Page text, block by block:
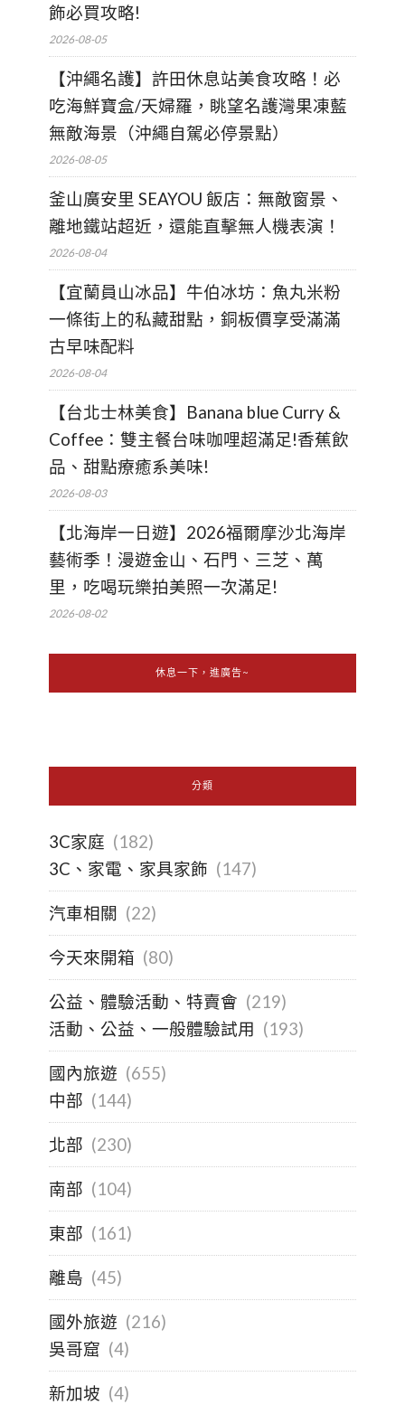
飾必買攻略!
2026-08-05
【沖繩名護】許田休息站美食攻略！必
吃海鮮寶盒/天婦羅，眺望名護灣果凍藍
無敵海景（沖繩自駕必停景點）
2026-08-05
釜山廣安里 SEAYOU 飯店：無敵窗景、
離地鐵站超近，還能直擊無人機表演！
2026-08-04
【宜蘭員山冰品】牛伯冰坊：魚丸米粉
一條街上的私藏甜點，銅板價享受滿滿
古早味配料
2026-08-04
【台北士林美食】Banana blue Curry &
Coffee：雙主餐台味咖哩超滿足!香蕉飲
品、甜點療癒系美味!
2026-08-03
【北海岸一日遊】2026福爾摩沙北海岸
藝術季！漫遊金山、石門、三芝、萬
里，吃喝玩樂拍美照一次滿足!
2026-08-02
休息一下，進廣告~
分類
3C家庭 (182)
3C、家電、家具家飾 (147)
汽車相關 (22)
今天來開箱 (80)
公益、體驗活動、特賣會 (219)
活動、公益、一般體驗試用 (193)
國內旅遊 (655)
中部 (144)
北部 (230)
南部 (104)
東部 (161)
離島 (45)
國外旅遊 (216)
吳哥窟 (4)
新加坡 (4)